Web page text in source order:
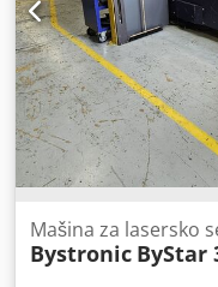
gustog nerđajućeg
Mašina za lasersko
Bystronic ByStar